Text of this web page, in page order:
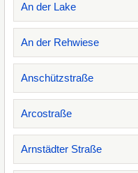
An der Lake
An der Rehwiese
Anschützstraße
Arcostraße
Arnstädter Straße